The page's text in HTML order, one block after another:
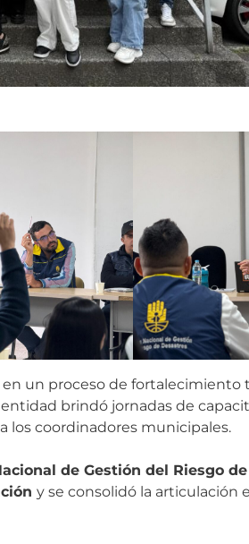
un proceso de
brindó jornadas de
los coordinadores municipales.
de Gestión del Riesgo de
y se consolidó la